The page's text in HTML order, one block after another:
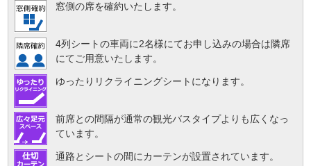
窓側の席を確約いたします。
4列シートの車両に2名様にてお申し込みの場合は隣席
にてご用意いたします。
ゆったりリクライニングシートになります。
前席との間隔が通常の観光バスタイプよりも広くなっ
ています。
通路とシートの間にカーテンが設置されています。